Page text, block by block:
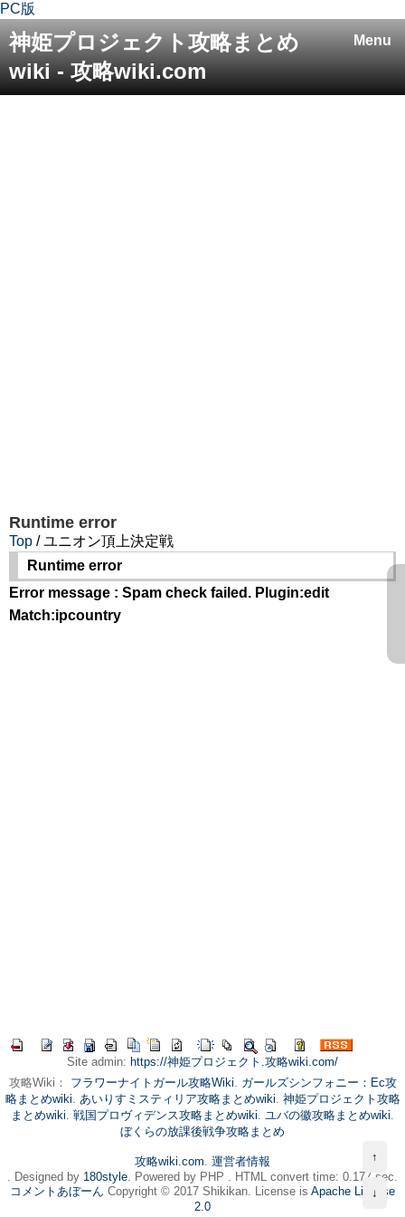
PC版
Menu
神姫プロジェクト攻略まとめ
wiki - 攻略wiki.com
Runtime error
Top / ユニオン頂上決定戦
Runtime error
Error message : Spam check failed. Plugin:edit
Match:ipcountry
Site admin: https://神姫プロジェクト.攻略wiki.com/
攻略Wiki： フラワーナイトガール攻略Wiki. ガールズシンフォニー：Ec攻
略まとめwiki. あいりすミスティリア攻略まとめwiki. 神姫プロジェクト攻略
まとめwiki. 戦国プロヴィデンス攻略まとめwiki. ユバの徽攻略まとめwiki.
ぼくらの放課後戦争攻略まとめ
攻略wiki.com. 運営者情報
. Designed by 180style. Powered by PHP . HTML convert time: 0.177 sec.
コメントあぼーん Copyright © 2017 Shikikan. License is Apache License
2.0
↑
↓